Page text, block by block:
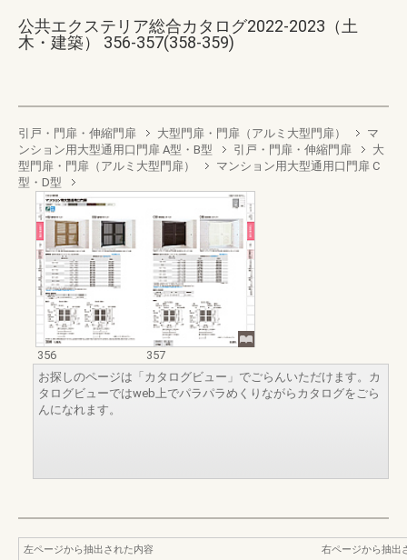
公共エクステリア総合カタログ2022-2023（土
木・建築） 356-357(358-359)
引戸・門扉・伸縮門扉 大型門扉・門扉（アルミ大型門扉）
マ
ンション用大型通用口門扉 A型・B型
引戸・門扉・伸縮門扉
大
型門扉・門扉（アルミ大型門扉）
マンション用大型通用口門扉 C
型・D型
356
357
お探しのページは「カタログビュー」でごらんいただけます。カ
タログビューではweb上でパラパラめくりながらカタログをごら
んになれます。
左ページから抽出された内容
右ページから抽出